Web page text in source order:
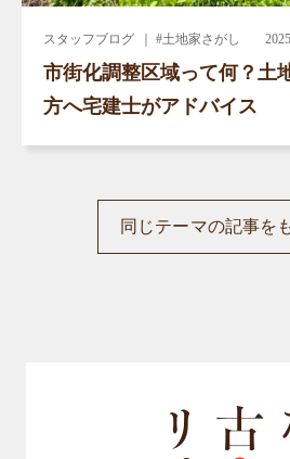
スタッフブログ ｜ #土地家さがし
市街化調整区域って何？土
方へ宅建士がアドバイス
同じテーマの記事を